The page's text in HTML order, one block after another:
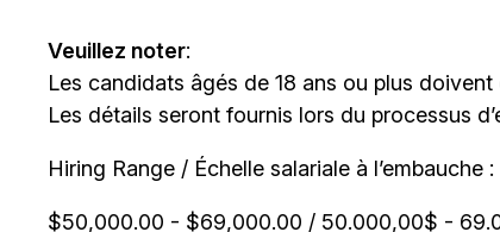
Veuillez noter:
Les candidats âgés de 18 ans ou plus
Les détails seront fournis lors du processus
Hiring Range / Échelle salariale à l’embauche :
$50,000.00 - $69,000.00 / 50.000,00$ -